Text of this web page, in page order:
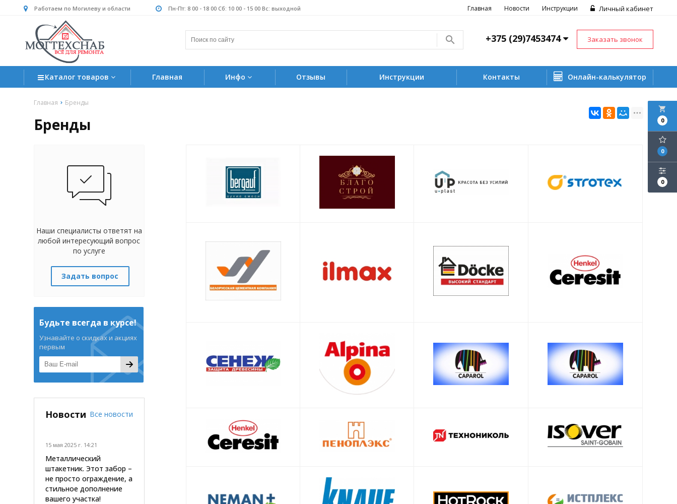
Работаем по Могилеву и области Пн-Пт: 8 00 - 18 00 Сб: 10 00 - 15 00 Вс: выходной Личный кабинет
Главная Новости Инструкции
+375 (29)7453474 Заказать звонок
Каталог товаров Главная Инфо Отзывы Инструкции Контакты Онлайн-калькулятор
Главная Бренды
Бренды
local_grocery_store
0
0
0
Наши специалисты ответят на
любой интересующий вопрос
по услуге
Задать вопрос
Будьте всегда в курсе!
Узнавайте о скидках и акциях
первым
Новости Все новости
15 мая 2025 г. 14:21
Металлический
штакетник. Этот забор –
не просто ограждение, а
стильное дополнение
вашего участка!